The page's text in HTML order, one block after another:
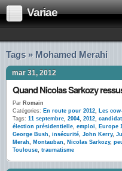
Variae
Tags » Mohamed Merahi
mar 31, 2012
Quand Nicolas Sarkozy
Par Romain
Catégories: En route pour 2012, Les
Tags: 11 septembre, 2004, 2012, candidat
élection présidentielle, emploi, Europe
George Bush, insécurité, John Kerry,
Merah, Montauban, Nicolas Sarkozy,
Toulouse, traumatisme